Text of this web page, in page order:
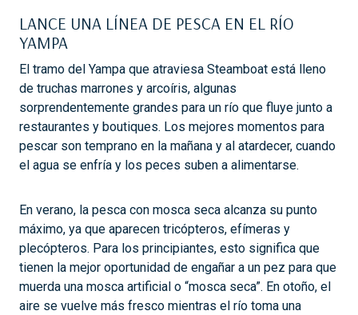
LANCE UNA LÍNEA DE PESCA EN EL RÍO
YAMPA
El tramo del Yampa que atraviesa Steamboat está lleno
de truchas marrones y arcoíris, algunas
sorprendentemente grandes para un río que fluye junto a
restaurantes y boutiques. Los mejores momentos para
pescar son temprano en la mañana y al atardecer, cuando
el agua se enfría y los peces suben a alimentarse.
En verano, la pesca con mosca seca alcanza su punto
máximo, ya que aparecen tricópteros, efímeras y
plecópteros. Para los principiantes, esto significa que
tienen la mejor oportunidad de engañar a un pez para que
muerda una mosca artificial o “mosca seca”. En otoño, el
aire se vuelve más fresco mientras el río toma una